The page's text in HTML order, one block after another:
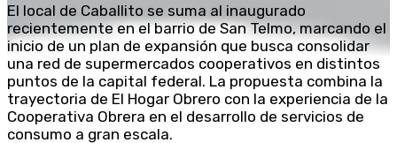
El local de Caballito se suma al inaugurado
recientemente en el barrio de San Telmo, marcando el
inicio de un plan de expansión que busca consolidar
una red de supermercados cooperativos en distintos
puntos de la capital federal. La propuesta combina la
trayectoria de El Hogar Obrero con la experiencia de la
Cooperativa Obrera en el desarrollo de servicios de
consumo a gran escala.